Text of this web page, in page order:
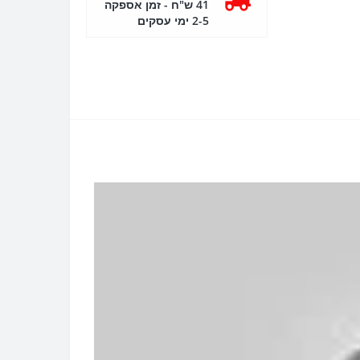
41 ש"ח - זמן אספקה
2-5 ימי עסקים